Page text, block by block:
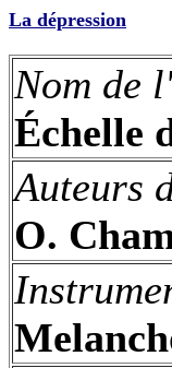
La dépression
Nom de
Échelle
Auteurs
O.